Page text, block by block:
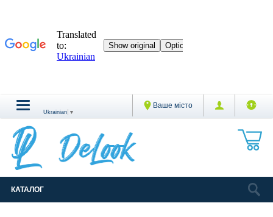
Ваше місто
Ukrainian ▼
КАТАЛОГ